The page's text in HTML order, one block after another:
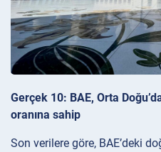
Gerçek 10: BAE, Orta
oranına sahip
Son verilere göre, BAE’deki